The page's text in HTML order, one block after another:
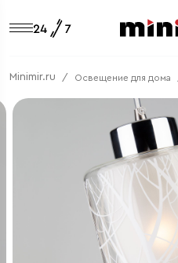
Minimir.ru Освещение для дома